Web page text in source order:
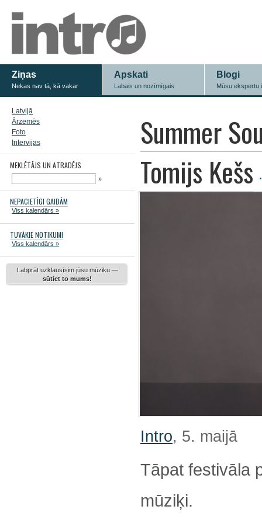
Ziņas
Nekas nav tā, kā vakar
Apskati
Labais un nozīmīgais
Blogi
Mūsu ekspertu
Latvijā
Ārzemēs
Foto
Intervijas
MEKLĒTĀJS UN ATRADĒJS
»
NEPACIETĪGI GAIDĀM
Viss kalendārs »
TUVĀKIE NOTIKUMI
Viss kalendārs »
Labprāt uzklausīsim jūsu mūziku —
sūtiet to mums!
Summer
Tomijs Kešs
Intro, 5. maijā
Tāpat festivāla
mūziķi.